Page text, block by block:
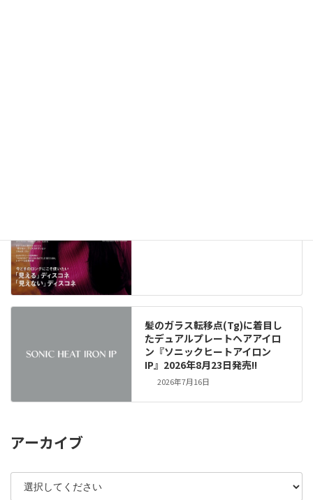
髪のガラス転移点(Tg)に着目し
たデュアルプレートヘアアイロ
ン『ソニックヒートアイロン
IP』2026年8月23日発売!!
2026年7月16日
アーカイブ